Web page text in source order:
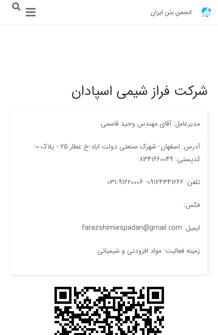
انجمن بتن ایران
شرکت فراز شیمی اسپادان
مدیرعامل: آقای مهندس وحید قاسمی
آدرس: اصفهان- شهرک صنعتی دولت اباد-خ عطار 25 - پلاک 0-
کدپستی: 8341660049
تلفن: 09124341266- 91620006-031
فکس:
ایمیل: farazshimiespadan@gmail.com
زمینه فعالیت: مواد افزودنی و شیمیائی